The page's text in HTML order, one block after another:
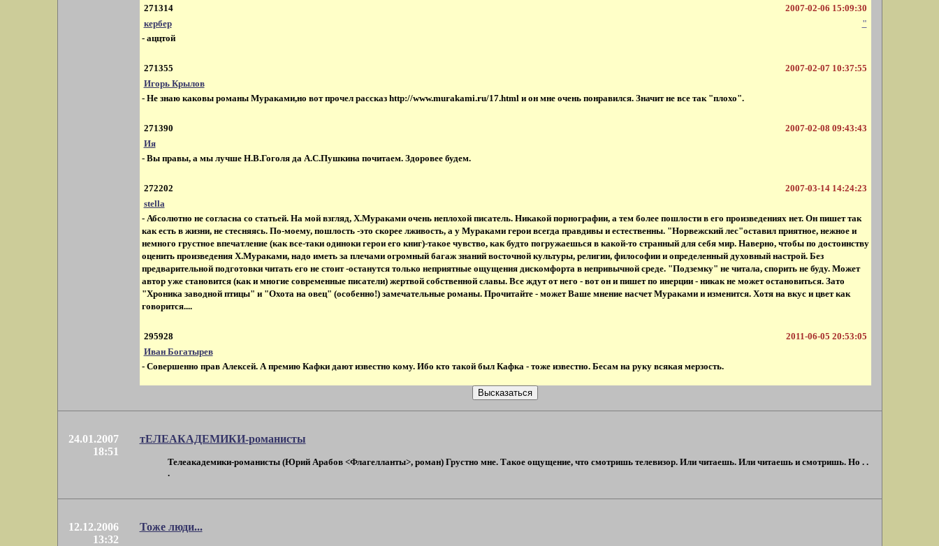
271314
2007-02-06 15:09:30
кербер
"
- аццтой
271355
2007-02-07 10:37:55
Игорь Крылов
- Не знаю каковы романы Мураками,но вот прочел рассказ http://www.murakami.ru/17.html и он мне очень понравился. Значит не все так "плохо".
271390
2007-02-08 09:43:43
Ия
- Вы правы, а мы лучше Н.В.Гоголя да А.С.Пушкина почитаем. Здоровее будем.
272202
2007-03-14 14:24:23
stella
- Абсолютно не согласна со статьей. На мой взгляд, Х.Мураками очень неплохой писатель. Никакой порнографии, а тем более пошлости в его произведениях нет. Он пишет так
как есть в жизни, не стесняясь. По-моему, пошлость -это скорее лживость, а у Мураками герои всегда правдивы и естественны. "Норвежский лес"оставил приятное, нежное и
немного грустное впечатление (как все-таки одиноки герои его книг)-такое чувство, как будто погружаешься в какой-то странный для себя мир. Наверно, чтобы по достоинству
оценить произведения Х.Мураками, надо иметь за плечами огромный багаж знаний восточной культуры, религии, философии и определенный духовный настрой. Без
предварительной подготовки читать его не стоит -останутся только неприятные ощущения дискомфорта в непривычной среде. "Подземку" не читала, спорить не буду. Может
автор уже становится (как и многие современные писатели) жертвой собственной славы. Все ждут от него - вот он и пишет по инерции - никак не может остановиться. Зато
"Хроника заводной птицы" и "Охота на овец" (особенно!) замечательные романы. Прочитайте - может Ваше мнение насчет Мураками и изменится. Хотя на вкус и цвет как
говорится....
295928
2011-06-05 20:53:05
Иван Богатырев
- Совершенно прав Алексей. А премию Кафки дают известно кому. Ибо кто такой был Кафка - тоже известно. Бесам на руку всякая мерзость.
24.01.2007
18:51
тЕЛЕАКАДЕМИКИ-романисты
Телеакадемики-романисты (Юрий Арабов <Флагелланты>, роман) Грустно мне. Такое ощущение, что смотришь телевизор. Или читаешь. Или читаешь и смотришь. Но . .
.
12.12.2006
13:32
Тоже люди...